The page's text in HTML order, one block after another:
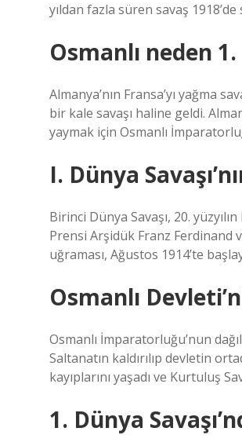
yıldan fazla süren savaş
Osmanlı neden
Almanya’nın Fransa’yı yağma
bir kale savaşı haline geldi.
yaymak için Osmanlı
I. Dünya
Birinci Dünya Savaşı, 20.
Prensi Arşidük Franz Ferdinand
uğraması, Ağustos 1914’te
Osmanlı
Osmanlı İmparatorluğu’nun
Saltanatın kaldırılıp devletin
kayıplarını yaşadı ve Kurtuluş
1. Dünya